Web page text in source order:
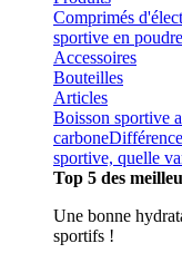
Comprimés
sportive en poudre
Accessoires
Bouteilles
Articles
Boisson sportive
carbone
sportive, quelle
Top 5 des
Une bonne
sportifs !